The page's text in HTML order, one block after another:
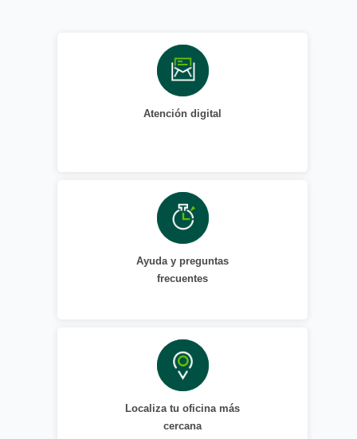
Atención digital
Ayuda y preguntas
frecuentes
Localiza tu oficina más
cercana